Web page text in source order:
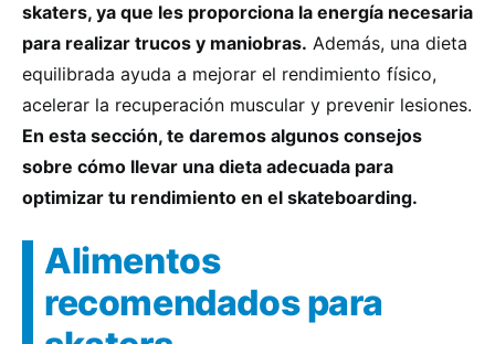
skaters, ya que les proporciona la energía necesaria
para realizar trucos y maniobras. Además, una dieta
equilibrada ayuda a mejorar el rendimiento físico,
acelerar la recuperación muscular y prevenir lesiones.
En esta sección, te daremos algunos consejos
sobre cómo llevar una dieta adecuada para
optimizar tu rendimiento en el skateboarding.
Alimentos
recomendados para